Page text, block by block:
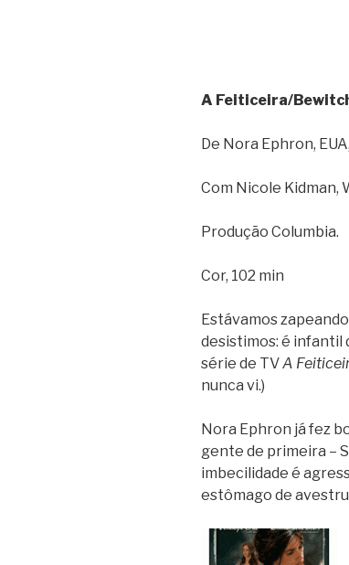
A Feiticeira/
De Nora Ephron,
Com Nicole Kidman,
Produção Columbia.
Cor, 102 min
Estávamos
desistimos: é infantil
série de TVA
nunca vi.)
Nora Ephron já fez
gente de primeira –
imbecilidade é
estômago de